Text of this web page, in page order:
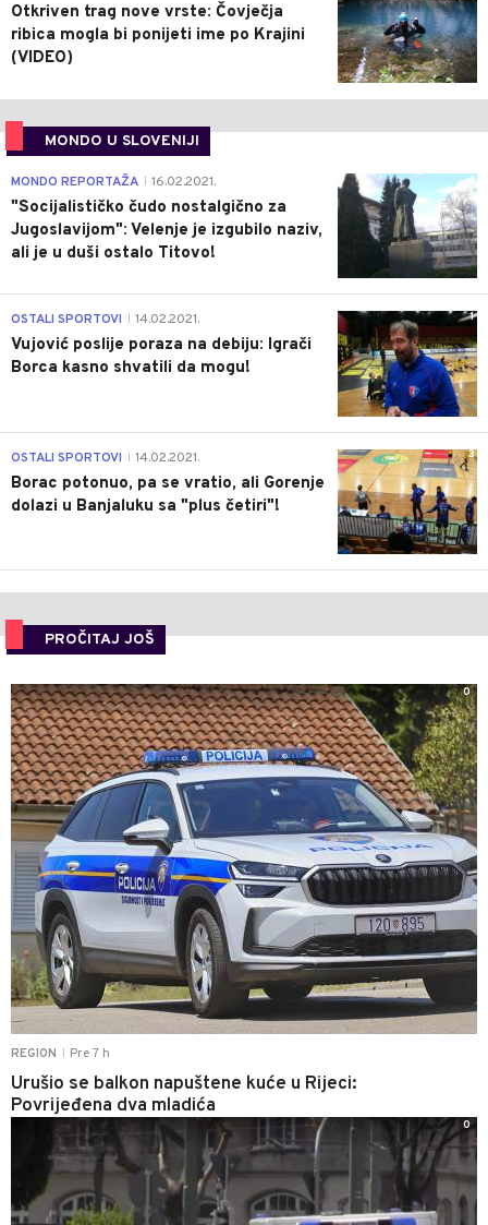
Otkriven trag nove vrste: Čovječja
ribica mogla bi ponijeti ime po Krajini
(VIDEO)
MONDO U SLOVENIJI
4
MONDO REPORTAŽA 16.02.2021.
"Socijalističko čudo nostalgično za
Jugoslavijom": Velenje je izgubilo naziv,
ali je u duši ostalo Titovo!
1
OSTALI SPORTOVI 14.02.2021.
Vujović poslije poraza na debiju: Igrači
Borca kasno shvatili da mogu!
3
OSTALI SPORTOVI 14.02.2021.
Borac potonuo, pa se vratio, ali Gorenje
dolazi u Banjaluku sa "plus četiri"!
PROČITAJ JOŠ
REGION Pre 7 h
Urušio se balkon napuštene kuće u Rijeci:
Povrijeđena dva mladića
0
0